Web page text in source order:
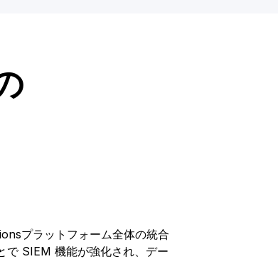
プラットフォーム全体の統合
SIEM 機能が強化され、デー